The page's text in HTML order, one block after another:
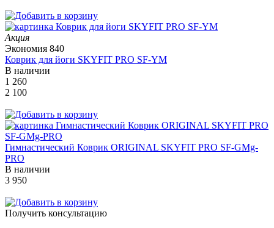
Акция
Экономия 840
Коврик для йоги SKYFIT PRO SF-YM
В наличии
1 260
2 100
Гимнастический Коврик ORIGINAL SKYFIT PRO SF-GMg-
PRO
В наличии
3 950
Получить консультацию